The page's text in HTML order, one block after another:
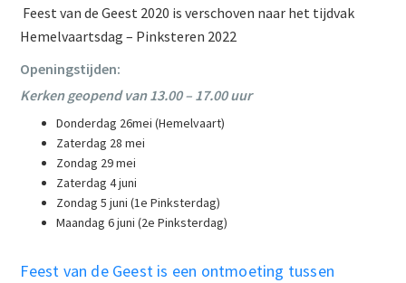
Feest van de Geest 2020 is verschoven naar het tijdvak
Hemelvaartsdag – Pinksteren 2022
Openingstijden:
Kerken geopend van 13.00 – 17.00 uur
Donderdag 26mei (Hemelvaart)
Zaterdag 28 mei
Zondag 29 mei
Zaterdag 4 juni
Zondag 5 juni (1e Pinksterdag)
Maandag 6 juni (2e Pinksterdag)
Feest van de Geest is een ontmoeting tussen